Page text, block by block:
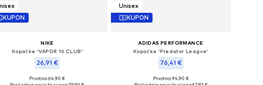
KUPON
NIKE
Kopačke 'VAPOR 16 CLUB'
26,91 €
Dostupne veličine: 44
Prvotno: 64,90 €
Unisex
KUPON
ADIDAS PERFORMANCE
Kopačke 'Predator League'
76,41 €
Dostupno u više veličina
Prvotno: 94,90 €